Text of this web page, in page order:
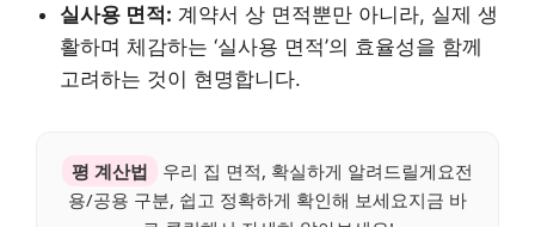
실사용 면적: 계약서 상 면적뿐만 아니라, 실제 생
활하며 체감하는 ‘실사용 면적’의 효율성을 함께
고려하는 것이 현명합니다.
평 계산법
우리 집 면적, 확실하게 알려드릴게요전
용/공용 구분, 쉽고 정확하게 확인해 보세요지금 바